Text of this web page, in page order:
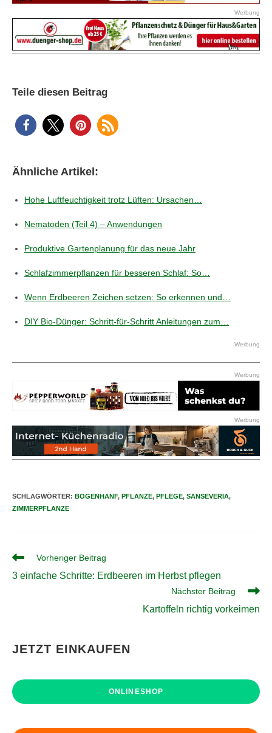
Werbung
Teile diesen Beitrag
Ähnliche Artikel:
Hohe Luftfeuchtigkeit trotz Lüften: Ursachen…
Nematoden (Teil 4) – Anwendungen
Produktive Gartenplanung für das neue Jahr
Schlafzimmerpflanzen für besseren Schlaf: So…
Wenn Erdbeeren Zeichen setzen: So erkennen und…
DIY Bio-Dünger: Schritt-für-Schritt Anleitungen zum…
Werbung
Werbung
Werbung
SCHLAGWÖRTER: BOGENHANF, PFLANZE, PFLEGE, SANSEVERIA,
ZIMMERPFLANZE
Weitere
ansehen
Vorheriger Beitrag
3 einfache Schritte: Erdbeeren im Herbst pflegen
Nächster Beitrag
Kartoffeln richtig vorkeimen
JETZT EINKAUFEN
ONLINESHOP